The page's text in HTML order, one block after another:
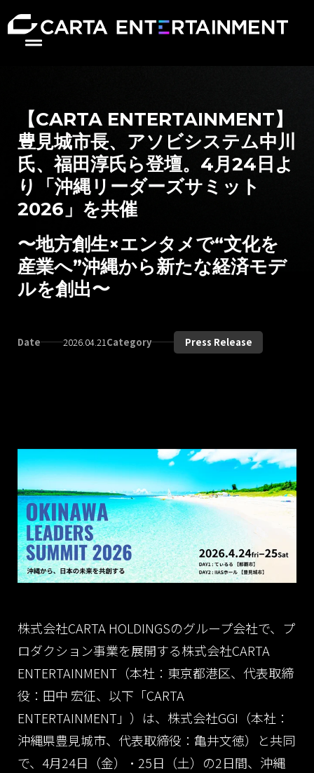
【CARTA ENTERTAINMENT】
豊見城市長、アソビシステム中川
氏、福田淳氏ら登壇。4月24日よ
り「沖縄リーダーズサミット
2026」を共催
〜地方創生×エンタメで“文化を
産業へ”沖縄から新たな経済モデ
ルを創出〜
Date 2026.04.21Category Press Release
株式会社CARTA HOLDINGSのグループ会社で、プ
ロダクション事業を展開する株式会社CARTA
ENTERTAINMENT（本社：東京都港区、代表取締
役：田中 宏征、以下「CARTA
ENTERTAINMENT」）は、株式会社GGI（本社：
沖縄県豊見城市、代表取締役：亀井文徳）と共同
で、4月24日（金）・25日（土）の2日間、沖縄